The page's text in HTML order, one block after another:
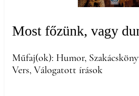
Most főzünk, vagy
Műfaj(ok): Humor,
Vers, Válogatott írások